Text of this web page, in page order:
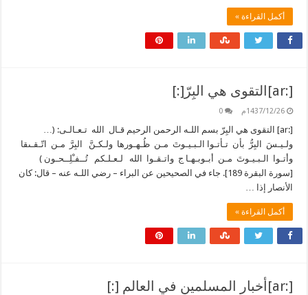
أكمل القراءة »
[:ar]التقوى هي البِرّ[:]
1437/12/26م 0
[:ar] التقوى هي البِرّ بسم اللـه الرحمن الرحيم قـال الله تـعـالـى: (…
ولـيـسَ البِرُّ بأن تـأتـوا الـبـيـوتَ مـن ظُـهـورها ولـكـنَّ البِرَّ مـن اتّـقـىقا
وأتـوا الـبـيـوتَ مـن أبـوبـهـا ج واتـقـوا الله لـعـلـكم تُــفـْلِــحـون )
[سورة البقرة 189]. جاء في الصحيحين عن البراء – رضي اللـه عنه – قال: كان
الأنصار إذا …
أكمل القراءة »
[:ar]أخبار المسلمين في العالم [:]